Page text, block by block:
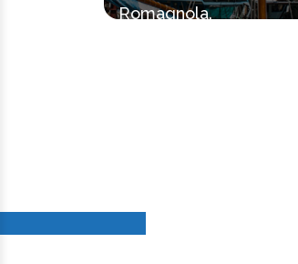
Romagnola.